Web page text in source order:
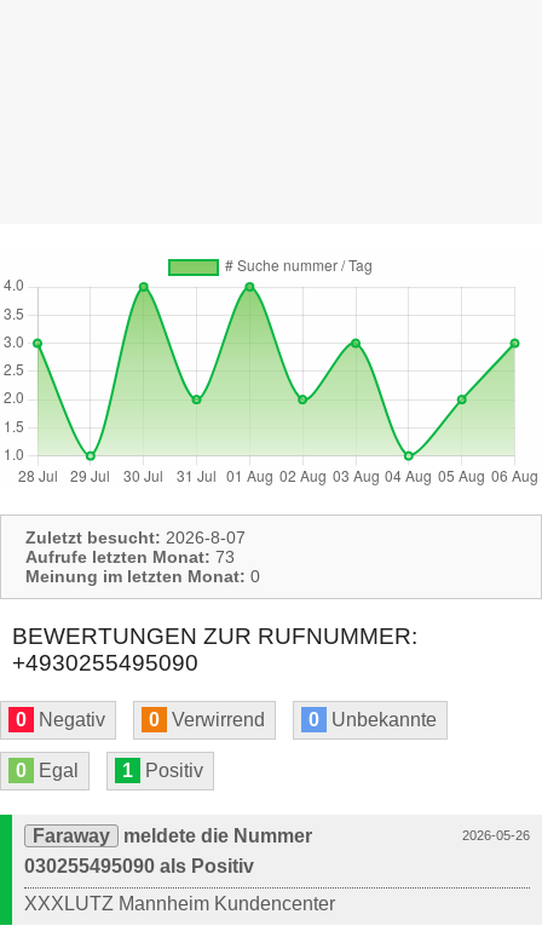
Zuletzt besucht: 2026-8-07
Aufrufe letzten Monat: 73
Meinung im letzten Monat: 0
BEWERTUNGEN ZUR RUFNUMMER:
+4930255495090
0 Negativ 0 Verwirrend 0 Unbekannte
0 Egal 1 Positiv
2026-05-26
Faraway
meldete die Nummer
030255495090 als Positiv
XXXLUTZ Mannheim Kundencenter